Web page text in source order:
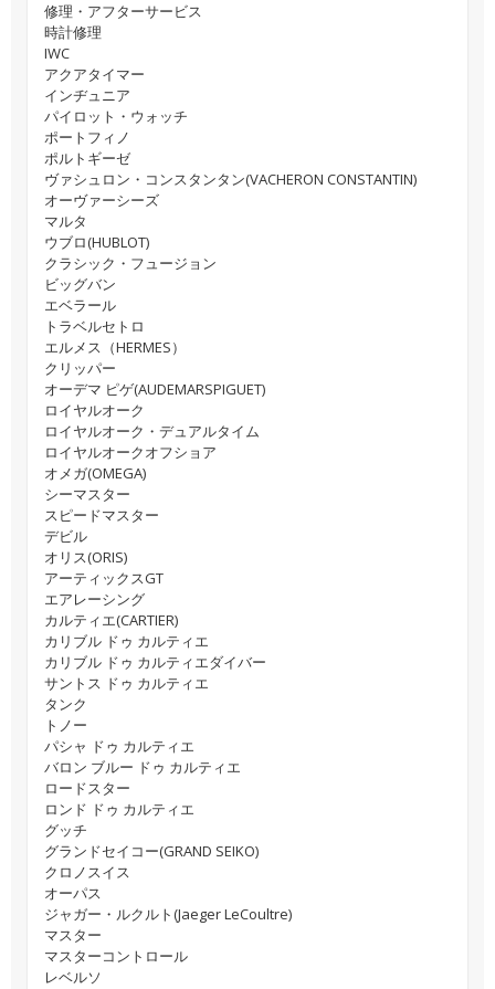
修理・アフターサービス
時計修理
IWC
アクアタイマー
インヂュニア
パイロット・ウォッチ
ポートフィノ
ポルトギーゼ
ヴァシュロン・コンスタンタン(VACHERON CONSTANTIN)
オーヴァーシーズ
マルタ
ウブロ(HUBLOT)
クラシック・フュージョン
ビッグバン
エベラール
トラベルセトロ
エルメス（HERMES）
クリッパー
オーデマ ピゲ(AUDEMARSPIGUET)
ロイヤルオーク
ロイヤルオーク・デュアルタイム
ロイヤルオークオフショア
オメガ(OMEGA)
シーマスター
スピードマスター
デビル
オリス(ORIS)
アーティックスGT
エアレーシング
カルティエ(CARTIER)
カリブル ドゥ カルティエ
カリブル ドゥ カルティエダイバー
サントス ドゥ カルティエ
タンク
トノー
パシャ ドゥ カルティエ
バロン ブルー ドゥ カルティエ
ロードスター
ロンド ドゥ カルティエ
グッチ
グランドセイコー(GRAND SEIKO)
クロノスイス
オーパス
ジャガー・ルクルト(Jaeger LeCoultre)
マスター
マスターコントロール
レベルソ